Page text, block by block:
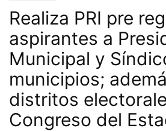
Realiza PRI pre
aspirantes a
Municipal y
municipios;
distritos
Congreso del